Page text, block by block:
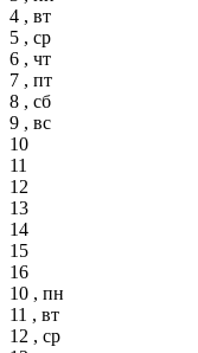
4 , вт
5 , ср
6 , чт
7 , пт
8 , сб
9 , вс
10
11
12
13
14
15
16
10 , пн
11 , вт
12 , ср